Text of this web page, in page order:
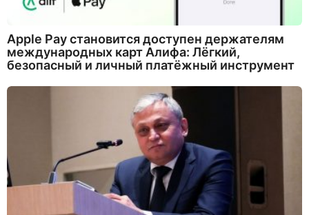
Apple Pay становится доступен держателям
международных карт Алифа: Лёгкий,
безопасный и личный платёжный инструмент